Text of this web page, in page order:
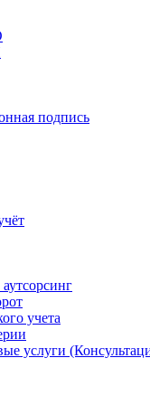
подпись
учета
услуги